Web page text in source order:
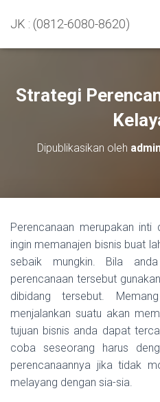
JK : (0812-6080-8620)
Strategi
Dipublikasikan oleh
Perencanaan merupakan
ingin memanajen bisnis buat
sebaik mungkin. Bila
perencanaan tersebut
dibidang tersebut.
menjalankan suatu akan
tujuan bisnis anda dapat
coba seseorang harus
perencanaannya jika tidak
melayang dengan sia-sia.